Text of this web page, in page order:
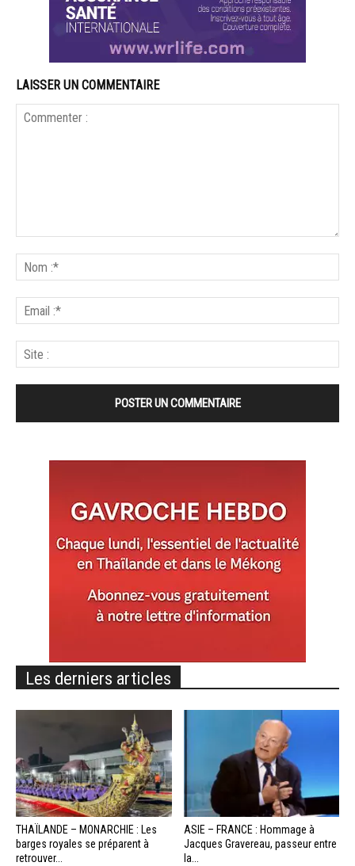
LAISSER UN COMMENTAIRE
Les derniers articles
THAÏLANDE – MONARCHIE : Les
barges royales se préparent à
retrouver...
ASIE – FRANCE : Hommage à
Jacques Gravereau, passeur entre
la...